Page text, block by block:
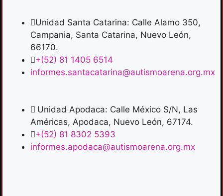
Unidad Santa Catarina: Calle Alamo 350,
Campania, Santa Catarina, Nuevo León,
66170.
+(52) 81 1405 6514
informes.santacatarina@autismoarena.org.mx
Unidad Apodaca: Calle México S/N, Las
Américas, Apodaca, Nuevo León, 67174.
+(52) 81 8302 5393
informes.apodaca@autismoarena.org.mx